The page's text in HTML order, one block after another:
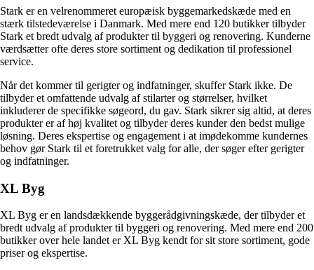
Stark er en velrenommeret europæisk byggemarkedskæde med en
stærk tilstedeværelse i Danmark. Med mere end 120 butikker tilbyder
Stark et bredt udvalg af produkter til byggeri og renovering. Kunderne
værdsætter ofte deres store sortiment og dedikation til professionel
service.
Når det kommer til gerigter og indfatninger, skuffer Stark ikke. De
tilbyder et omfattende udvalg af stilarter og størrelser, hvilket
inkluderer de specifikke søgeord, du gav. Stark sikrer sig altid, at deres
produkter er af høj kvalitet og tilbyder deres kunder den bedst mulige
løsning. Deres ekspertise og engagement i at imødekomme kundernes
behov gør Stark til et foretrukket valg for alle, der søger efter gerigter
og indfatninger.
XL Byg
XL Byg er en landsdækkende byggerådgivningskæde, der tilbyder et
bredt udvalg af produkter til byggeri og renovering. Med mere end 200
butikker over hele landet er XL Byg kendt for sit store sortiment, gode
priser og ekspertise.